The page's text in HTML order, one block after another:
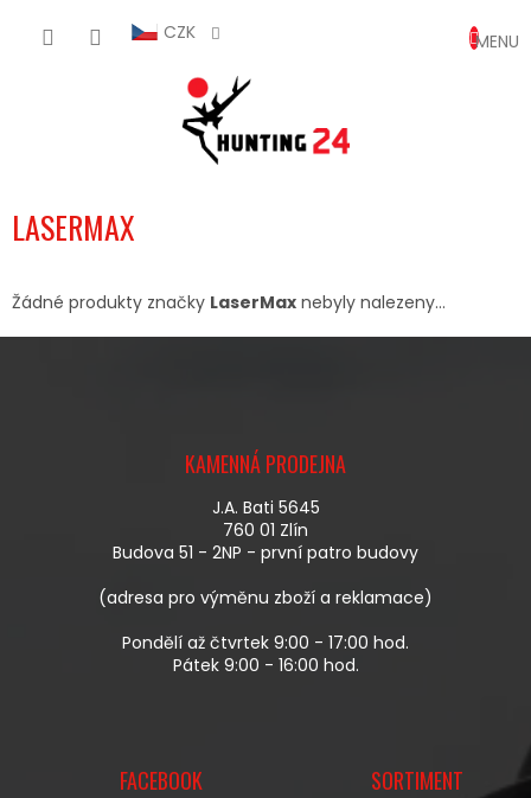
CZK
KOŠÍK
LASERMAX
Žádné produkty značky LaserMax nebyly nalezeny...
KAMENNÁ PRODEJNA
J.A. Bati 5645
760 01 Zlín
Budova 51 - 2NP - první patro budovy
(adresa pro výměnu zboží a reklamace)
Pondělí až čtvrtek 9:00 - 17:00 hod.
Pátek 9:00 - 16:00 hod.
FACEBOOK SORTIMENT